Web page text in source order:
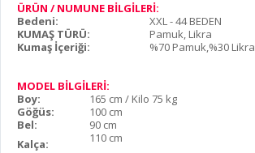
ÜRÜN / NUMUNE BİLGİLERİ:
Bedeni:
XXL - 44 BEDEN
KUMAŞ TÜRÜ:
Pamuk, Likra
Kumaş İçeriği:
%70 Pamuk,%30 Likra
MODEL BİLGİLERİ:
Boy:
165 cm / Kilo 75 kg
Göğüs:
100 cm
Bel:
90 cm
Kalça:
110 cm